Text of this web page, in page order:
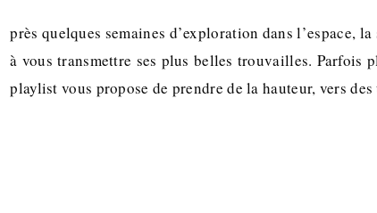
près quelques semaines d’exploration dans l’espace,
à vous transmettre ses plus belles trouvailles. Parfois
playlist vous propose de prendre de la hauteur, vers